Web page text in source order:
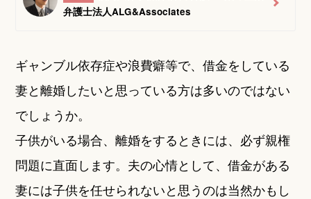
弁護士法人ALG&Associates
ギャンブル依存症や浪費癖等で、借金をしている
妻と離婚したいと思っている方は多いのではない
でしょうか。
子供がいる場合、離婚をするときには、必ず親権
問題に直面します。夫の心情として、借金がある
妻には子供を任せられないと思うのは当然かもし